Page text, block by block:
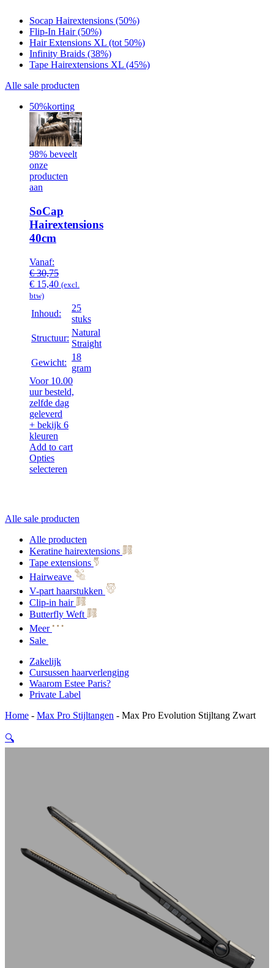
Socap Hairextensions (50%)
Flip-In Hair (50%)
Hair Extensions XL (tot 50%)
Infinity Braids (38%)
Tape Hairextensions XL (45%)
Alle sale producten
50%korting
98% beveelt
onze
producten
aan
SoCap
Hairextensions
40cm
Vanaf:
€30,75
Oorspronkelijke
prijs
€ 30,75.
€ 15,40Huidige
€ 15,40.
(excl.
btw)
Inhoud:
25
stuks
Structuur:
Natural
Straight
Gewicht:
18
gram
Voor 10.00
uur besteld,
zelfde dag
geleverd
+ bekijk 6
kleuren
Add to cart
Opties
selecteren
Alle sale producten
Alle producten
Keratine hairextensions
Tape extensions
Hairweave
V-part haarstukken
Clip-in hair
Butterfly Weft
Meer
Sale
Zakelijk
Cursussen haarverlenging
Waarom Estee Paris?
Private Label
Home - Max Pro Stijltangen - Max Pro Evolution Stijltang Zwart
🔍